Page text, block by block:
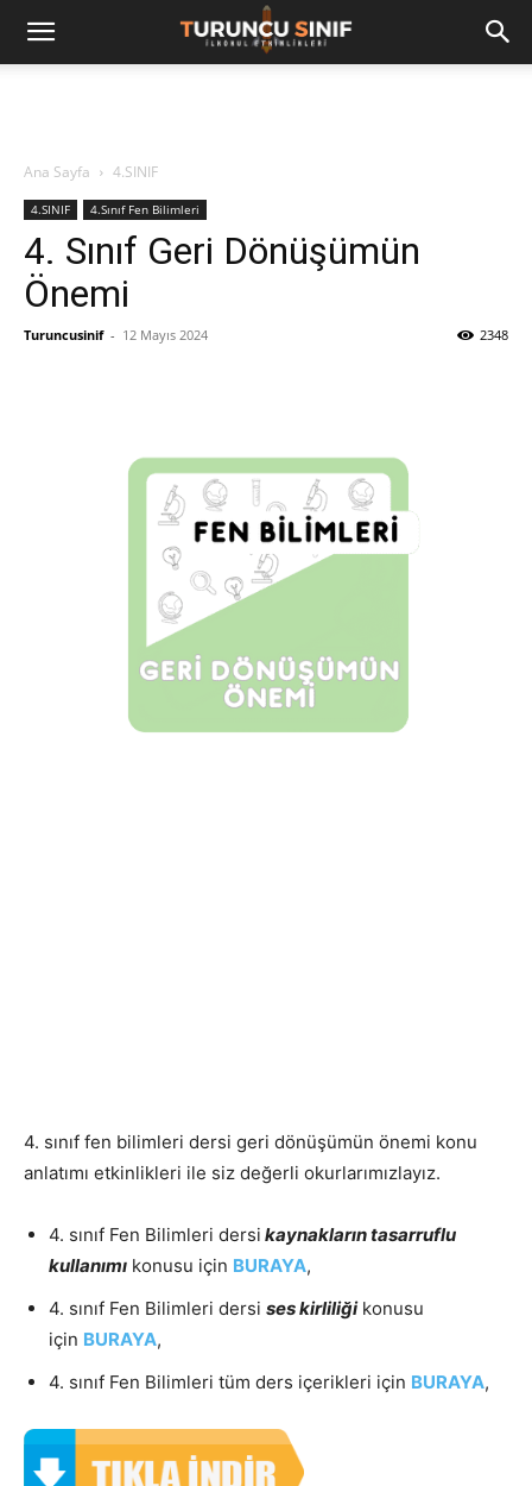
Ana Sayfa 4.SINIF
4.SINIF 4.Sınıf Fen Bilimleri
4. Sınıf Geri Dönüşümün
Önemi
Turuncusinif - 12 Mayıs 2024 2348
4. sınıf fen bilimleri dersi geri dönüşümün önemi konu
anlatımı etkinlikleri ile siz değerli okurlarımızlayız.
4. sınıf Fen Bilimleri dersi kaynakların tasarruflu
kullanımı konusu için BURAYA,
4. sınıf Fen Bilimleri dersi ses kirliliğikonusu
için BURAYA,
4. sınıf Fen Bilimleri tüm ders içerikleri için BURAYA,